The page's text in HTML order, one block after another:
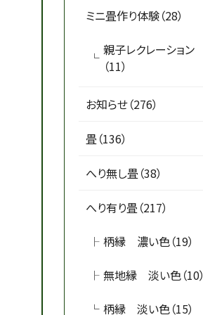
ミニ畳作り体験（28）
親子レクレーション
（11）
お知らせ（276）
畳（136）
へり無し畳（38）
へり有り畳（217）
柄縁 濃い色（19）
無地縁 淡い色（10）
柄縁 淡い色（15）